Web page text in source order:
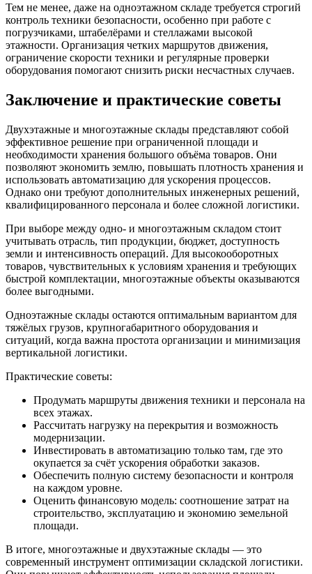
Тем не менее, даже на одноэтажном складе требуется строгий
контроль техники безопасности, особенно при работе с
погрузчиками, штабелёрами и стеллажами высокой
этажности. Организация четких маршрутов движения,
ограничение скорости техники и регулярные проверки
оборудования помогают снизить риски несчастных случаев.
Заключение и практические советы
Двухэтажные и многоэтажные склады представляют собой
эффективное решение при ограниченной площади и
необходимости хранения большого объёма товаров. Они
позволяют экономить землю, повышать плотность хранения и
использовать автоматизацию для ускорения процессов.
Однако они требуют дополнительных инженерных решений,
квалифицированного персонала и более сложной логистики.
При выборе между одно- и многоэтажным складом стоит
учитывать отрасль, тип продукции, бюджет, доступность
земли и интенсивность операций. Для высокооборотных
товаров, чувствительных к условиям хранения и требующих
быстрой комплектации, многоэтажные объекты оказываются
более выгодными.
Одноэтажные склады остаются оптимальным вариантом для
тяжёлых грузов, крупногабаритного оборудования и
ситуаций, когда важна простота организации и минимизация
вертикальной логистики.
Практические советы:
Продумать маршруты движения техники и персонала на
всех этажах.
Рассчитать нагрузку на перекрытия и возможность
модернизации.
Инвестировать в автоматизацию только там, где это
окупается за счёт ускорения обработки заказов.
Обеспечить полную систему безопасности и контроля
на каждом уровне.
Оценить финансовую модель: соотношение затрат на
строительство, эксплуатацию и экономию земельной
площади.
В итоге, многоэтажные и двухэтажные склады — это
современный инструмент оптимизации складской логистики.